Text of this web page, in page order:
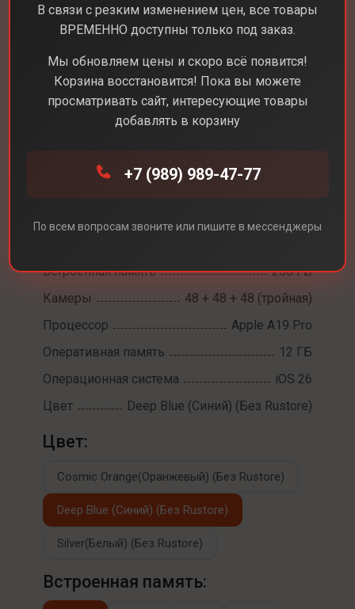
iPhone 17 Pro Max
Встроенная память
256 ГБ
Камеры
48 + 48 + 48 (тройная)
Процессор
Apple A19 Pro
Оперативная память
12 ГБ
Операционная система
iOS 26
Цвет
Deep Blue (Синий) (Без Rustore)
Цвет:
Cosmic Orange(Оранжевый) (Без Rustore)
Deep Blue (Синий) (Без Rustore)
Silver(Белый) (Без Rustore)
Встроенная память:
В связи с резким изменением цен, все товары
ВРЕМЕННО доступны только под заказ.
Мы обновляем цены и скоро всё появится!
Корзина восстановится! Пока вы можете
просматривать сайт, интересующие товары
добавлять в корзину
+7 (989) 989-47-77
По всем вопросам звоните или пишите в мессенджеры